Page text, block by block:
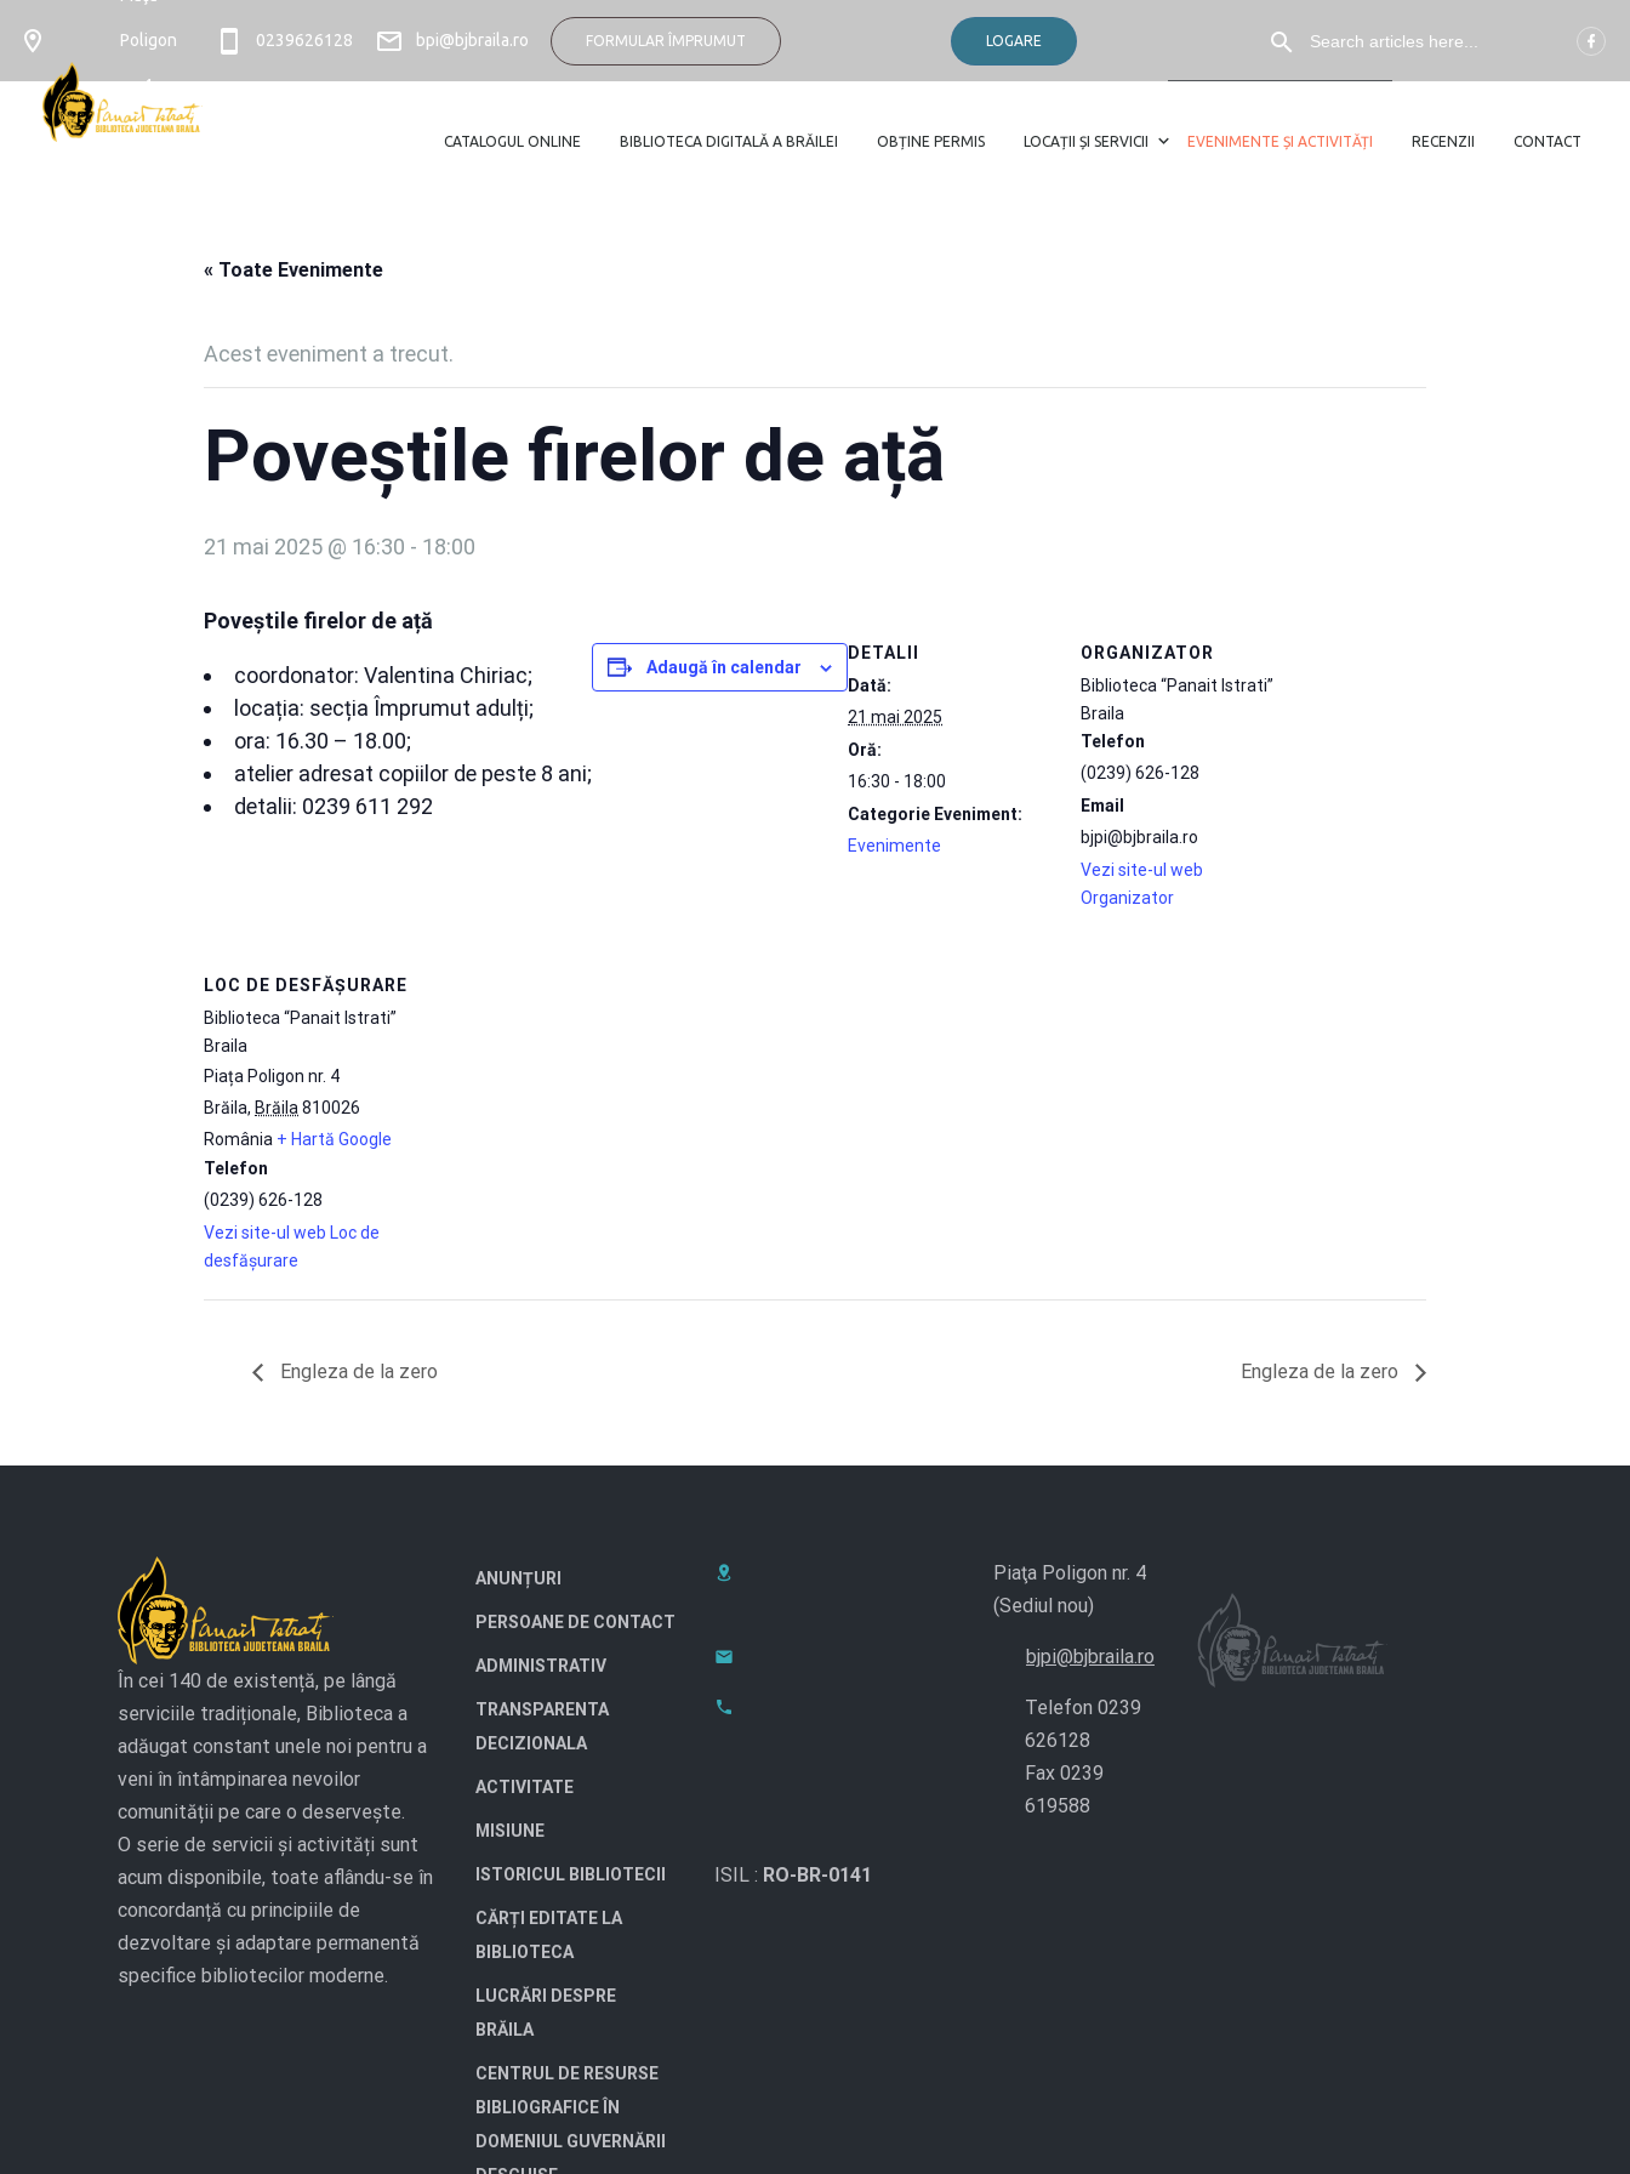
Poligon
nr. 4
0239626128 bpi@bjbraila.ro FORMULAR ÎMPRUMUT LOGARE
CATALOGUL ONLINE BIBLIOTECA DIGITALĂ A BRĂILEI OBȚINE PERMIS LOCAȚII ȘI SERVICII EVENIMENTE ȘI ACTIVITĂȚI RECENZII CONTACT
« Toate Evenimente
Acest eveniment a trecut.
Poveștile firelor de ață
21 mai 2025 @ 16:30 - 18:00
Poveștile firelor de ață
coordonator: Valentina Chiriac;
locația: secția Împrumut adulți;
ora: 16.30 – 18.00;
atelier adresat copiilor de peste 8 ani;
detalii: 0239 611 292
Adaugă în calendar
DETALII
Dată:
21 mai 2025
Oră:
16:30 - 18:00
Categorie Eveniment:
Evenimente
ORGANIZATOR
Biblioteca “Panait Istrati”
Braila
Telefon
(0239) 626-128
Email
bjpi@bjbraila.ro
Vezi site-ul web
Organizator
LOC DE DESFĂȘURARE
Biblioteca “Panait Istrati”
Braila
Piața Poligon nr. 4
Brăila, Brăila 810026
România + Hartă Google
Telefon
(0239) 626-128
Vezi site-ul web Loc de
desfășurare
Engleza de la zero Engleza de la zero
În cei 140 de existență, pe lângă
serviciile tradiționale, Biblioteca a
adăugat constant unele noi pentru a
veni în întâmpinarea nevoilor
comunității pe care o deservește.
O serie de servicii și activități sunt
acum disponibile, toate aflându-se în
concordanță cu principiile de
dezvoltare și adaptare permanentă
specifice bibliotecilor moderne.
ANUNȚURI
PERSOANE DE CONTACT
ADMINISTRATIV
TRANSPARENTA
DECIZIONALA
ACTIVITATE
MISIUNE
ISTORICUL BIBLIOTECII
CĂRȚI EDITATE LA
BIBLIOTECA
LUCRĂRI DESPRE
BRĂILA
CENTRUL DE RESURSE
BIBLIOGRAFICE ÎN
DOMENIUL GUVERNĂRII
Piaţa Poligon nr. 4
(Sediul nou)
bjpi@bjbraila.ro
Telefon 0239
626128
Fax 0239
619588
ISIL : RO-BR-0141